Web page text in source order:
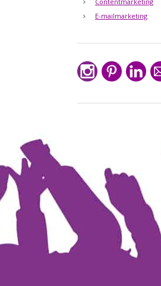
E-mailmarketing